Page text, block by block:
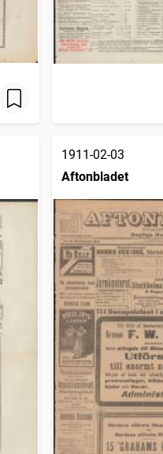
1911-02-03
Aftonbladet